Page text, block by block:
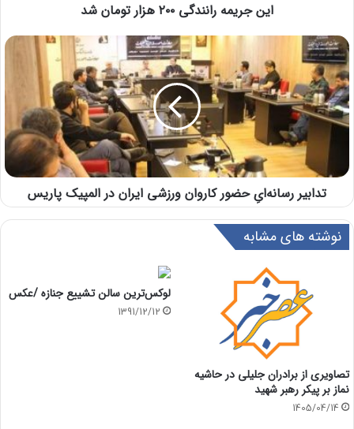
این جریمه رانندگی ۲۰۰ هزار تومان شد
تدابیر رسانه‌ایِ حضور کاروان ورزشی ایران در المپیک پاریس
نوشته های مشابه
تصاویری از برادران جلیلی در حاشیه
نماز بر پیکر رهبر شهید
1405/04/14
لوکس‌ترین سالن تشییع جنازه /عکس
1391/12/12